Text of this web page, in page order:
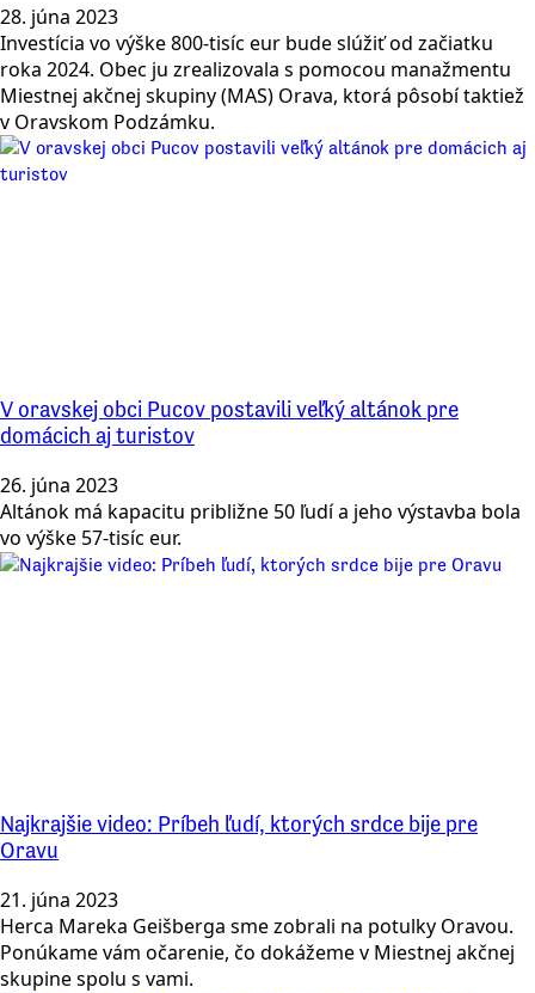
28. júna 2023
Investícia vo výške 800-tisíc eur bude slúžiť od začiatku
roka 2024. Obec ju zrealizovala s pomocou manažmentu
Miestnej akčnej skupiny (MAS) Orava, ktorá pôsobí taktiež
v Oravskom Podzámku.
V oravskej obci Pucov postavili veľký altánok pre
domácich aj turistov
26. júna 2023
Altánok má kapacitu približne 50 ľudí a jeho výstavba bola
vo výške 57-tisíc eur.
Najkrajšie video: Príbeh ľudí, ktorých srdce bije pre
Oravu
21. júna 2023
Herca Mareka Geišberga sme zobrali na potulky Oravou.
Ponúkame vám očarenie, čo dokážeme v Miestnej akčnej
skupine spolu s vami.